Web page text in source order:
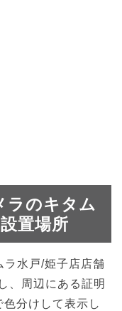
ラのキタム
置場所
水戸/姫子店店舗
、周辺にある証明
分けして表示し